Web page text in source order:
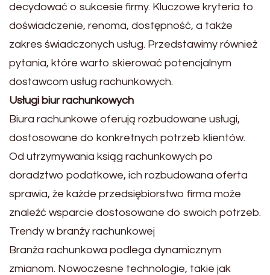
decydować o sukcesie firmy. Kluczowe kryteria to
doświadczenie, renoma, dostępność, a także
zakres świadczonych usług. Przedstawimy również
pytania, które warto skierować potencjalnym
dostawcom usług rachunkowych.
Usługi biur rachunkowych
Biura rachunkowe oferują rozbudowane usługi,
dostosowane do konkretnych potrzeb klientów.
Od utrzymywania ksiąg rachunkowych po
doradztwo podatkowe, ich rozbudowana oferta
sprawia, że każde przedsiębiorstwo firma może
znaleźć wsparcie dostosowane do swoich potrzeb.
Trendy w branży rachunkowej
Branża rachunkowa podlega dynamicznym
zmianom. Nowoczesne technologie, takie jak